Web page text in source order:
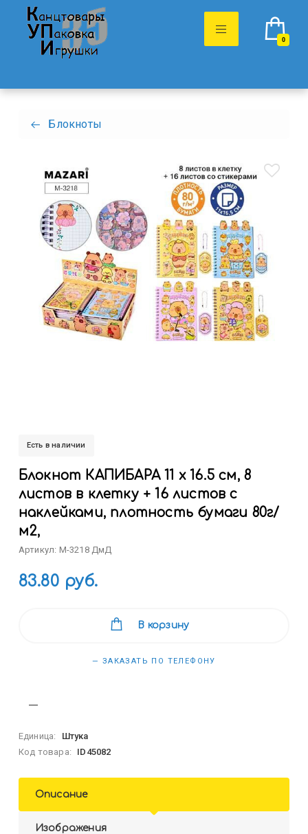
0
Блокноты
Есть в наличии
Блокнот КАПИБАРА 11 х 16.5 см, 8
листов в клетку + 16 листов с
наклейками, плотность бумаги 80г/
м2,
Артикул: M-3218 ДмД
83.80 руб.
В корзину
— ЗАКАЗАТЬ ПО ТЕЛЕФОНУ
Единица:
Штука
Код товара:
ID45082
Описание
Изображения